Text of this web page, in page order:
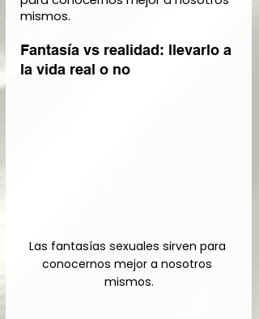
mismos.
Fantasía vs realidad: llevarlo a
la vida real o no
Las fantasías sexuales sirven para
conocernos mejor a nosotros
mismos.